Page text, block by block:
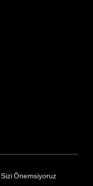
Sizi Önemsiyoruz